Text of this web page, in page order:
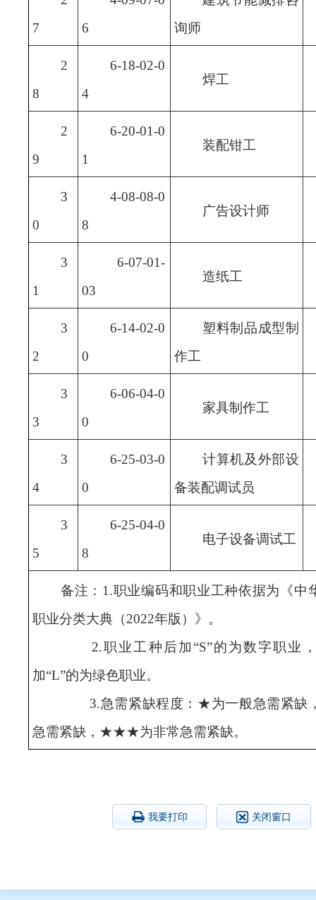
7
6
询师
2
8
6-18-02-0
4
焊工
2
9
6-20-01-0
1
装配钳工
3
0
4-08-08-0
8
广告设计师
3
1
6-07-01-
03
造纸工
3
2
6-14-02-0
0
塑料制品成型制
作工
3
3
6-06-04-0
0
家具制作工
3
4
6-25-03-0
0
计算机及外部设
备装配调试员
3
5
6-25-04-0
8
电子设备调试工
备注：1.职业编码和职业工种依据为《中
职业分类大典（2022年版）》。
2.职业工种后加“S”的为数字职业，
加“L”的为绿色职业。
3.急需紧缺程度：★为一般急需紧缺
急需紧缺，★★★为非常急需紧缺。
我要打印 关闭窗口